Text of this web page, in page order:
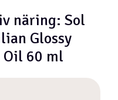
näring: Sol
Glossy
60 ml